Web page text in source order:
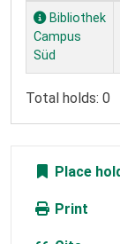
Holdings
Bibliothek
Campus
Süd
Total holds: 0
Place
Print